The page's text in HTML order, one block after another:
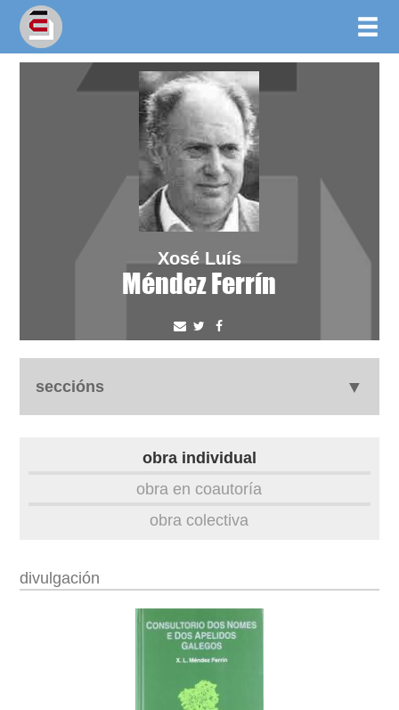
Xosé Luís
Méndez Ferrín
seccións
videoteca
outros docs
obra individual
obra en coautoría
obra colectiva
divulgación